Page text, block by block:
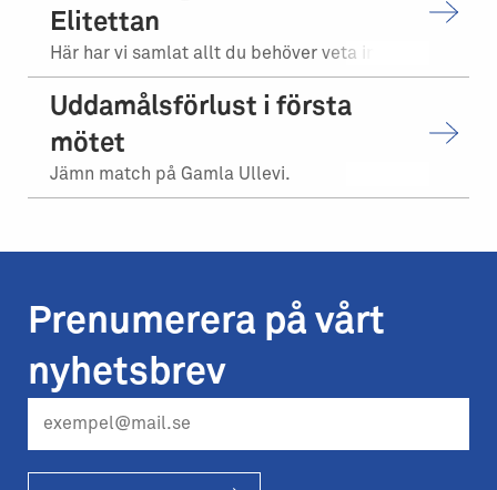
Elitettan
Uddamålsförlust i första
mötet
Jämn match på Gamla Ullevi.
Prenumerera på vårt
nyhetsbrev